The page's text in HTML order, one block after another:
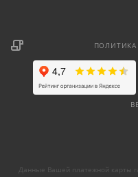
Данные Вашей платежной карты